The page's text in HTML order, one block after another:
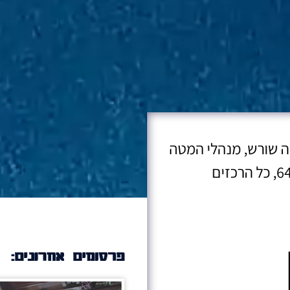
שורש, מנהלי המטה
יואל שילה ואברהם גרינשפן, שרה העצני – ישראל שלי, גיא לוי ומטה 64, כל הרכזים
פרסומים אחרונים: